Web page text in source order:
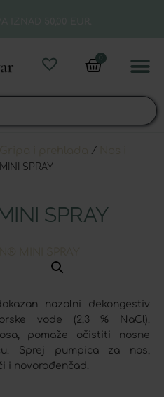
0
/
SPRAY
SPRAY
nazalni dekongestiv
vode (2,3 % NaCl).
pomaže očistiti nosne
Sprej pumpica za nos,
i novorođenčad.